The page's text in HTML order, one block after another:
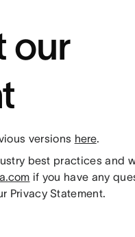
our
versions here.
best practices and
if you have any
Privacy Statement.